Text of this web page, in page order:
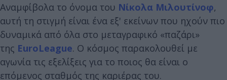
Αναμφίβολα το όνομα του Νίκολα Μιλουτίνοφ,
αυτή τη στιγμή είναι ένα εξ' εκείνων που ηχούν πιο
δυναμικά από όλα στο μεταγραφικό «παζάρι»
της EuroLeague. Ο κόσμος παρακολουθεί με
αγωνία τις εξελίξεις για το ποιος θα είναι ο
επόμενος σταθμός της καριέρας του.